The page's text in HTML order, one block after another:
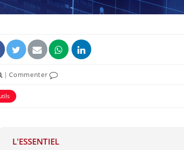
|Commenter
L'ESSENTIEL
mentale : et si on
reçues chez les
parfois chez les soignants.